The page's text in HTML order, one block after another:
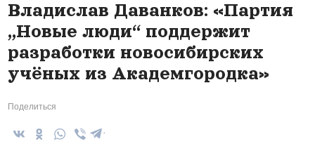
Владислав Даванков: «Партия
„Новые люди“ поддержит
разработки новосибирских
учёных из Академгородка»
Поделиться